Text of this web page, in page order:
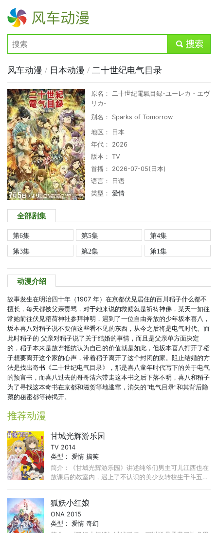
风车动漫
submit
风车动漫 / 日本动漫 / 二十世纪电气目录
原名： 二十世紀電氣目録-ユーレカ・エヴ
リカ-
别名： Sparks of Tomorrow
地区： 日本
年代： 2026
版本： TV
首播： 2026-07-05(日本)
语言： 日语
类型：爱情
全部剧集
第6集 第5集
第4集
第3集
第2集 第1集
动漫介绍
故事发生在明治四十年（1907 年）在京都伏见居住的百川稻子什么都不
擅长，每天都被父亲责骂，对于她来说的救赎就是祈祷神佛，某天一如往
常她前往伏见稻荷神社参拜神明，遇到了一位自由奔放的少年坂本喜八，
坂本喜八对稻子说不要信这些看不见的东西，从今之后将是电气时代。而
此时稻子的 父亲对稻子说了关于结婚的事情，而且是父亲单方面决定
的，稻子本来是放弃抵抗认为自己的价值就是如此，但坂本喜八打开了稻
子想要离开这个家的心声，带着稻子离开了这个封闭的家。阻止结婚的方
法是找出奇书《二十世纪电气目录》，那是喜八童年时代写下的关于电气
的预言书，而喜八过去的哥哥清六带走这本书之后下落不明，喜八和稻子
为了寻找这本奇书在京都和滋贺等地逃窜，消失的“电气目录”和其背后隐
藏的秘密都等待揭开。
推荐动漫
甘城光辉游乐园
TV 2014
类型：爱情 搞笑
简介：《甘城光辉游乐园》讲述纯爷们男主可儿江西也在
放课后的教室内，遇上了不认识的美少女转校生千斗五十
狐妖小红娘
ONA 2015
类型：爱情 奇幻